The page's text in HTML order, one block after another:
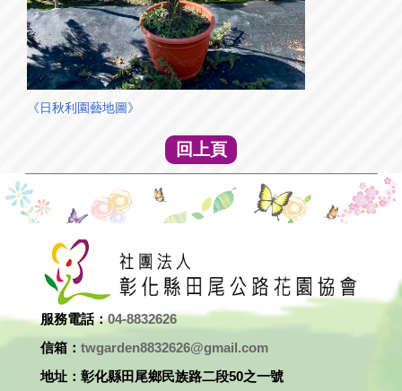
《 日秋利園藝地圖》
回上頁
服務電話：04-8832626
信箱： twgarden8832626@gmail.com
地址：彰化縣田尾鄉民族路二段50之一號